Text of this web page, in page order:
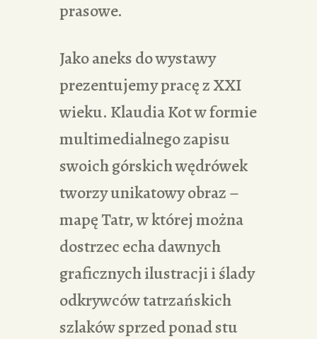
prasowe.
Jako aneks do wystawy
prezentujemy pracę z XXI
wieku. Klaudia Kot w formie
multimedialnego zapisu
swoich górskich wędrówek
tworzy unikatowy obraz –
mapę Tatr, w której można
dostrzec echa dawnych
graficznych ilustracji i ślady
odkrywców tatrzańskich
szlaków sprzed ponad stu